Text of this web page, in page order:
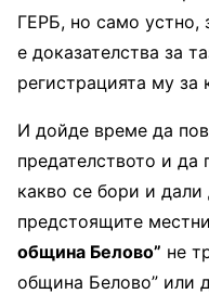
ГЕРБ, но само устно,
е доказателства за
регистрацията му
И дойде време да
предателството и
какво се бори и
предстоящите
община Белово” не
община Белово” или